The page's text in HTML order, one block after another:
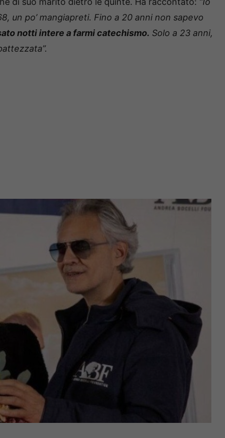
un po’ mangiapreti. Fino a 20 anni non sapevo
notti intere a farmi catechismo. Solo a 23 anni,